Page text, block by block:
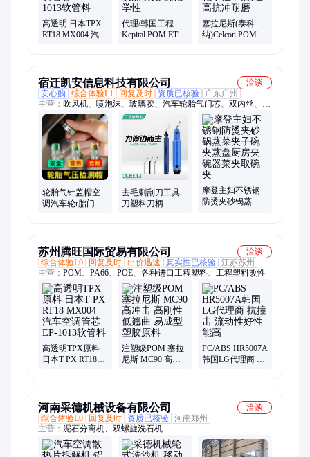
高透明 日本TPX
RT18 MX004 汽车
代理/韩国工程
Kepital POM ET-
塞拉尼斯(泰科
纳)Celcon POM S
宿迁凯安信息科技有限公司
洽谈
安心购
综合体验L1 回复及时 资质已核验
广东广州
主营： 吹风机、喷泡沫、玻璃胶、汽车轮胎气门芯、双内丝、直
通管、活接头、免钉胶、洗车液、置物架、清洗机、高压水枪、
内丝变径、全铜接头、洗车水枪、三通接头、高压洗车、泡沫喷
壶、黄铜加长双、水管接头铜、铜加长弯头、全铜内外丝、高压
泡喷壶、钢管铁管卡扣、头热水器水管、变径直通三通
轮胎气针盖帽空
调汽车轮r胎门钥
去毛刺刮刀工具
刀塑料刀柄
摩登主妇不锈钢
防烫夹砂锅蒸菜
苏州腾旺国际贸易有限公司
洽谈
综合体验L0
回复及时 出价迅速 真实性已核验 江苏苏州
主营： POM、PA66、POE、各种进口工程塑料、工程塑料改性
高透明TPX原料
日本T PX RT18
注塑级POM 塞拉
尼斯 MC90 高冲
PC/ABS HR5007A
韩国LG代理商 抗
河南采德机械设备有限公司
洽谈
综合体验L0
回复及时 资质已核验 河南郑州
主营： 泥石分离机、双螺旋洗石机